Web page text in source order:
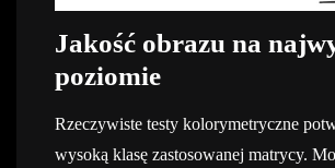
Jakość obrazu na
poziomie
Rzeczywiste testy kolorymetryczne
wysoką klasę zastosowanej matrycy.